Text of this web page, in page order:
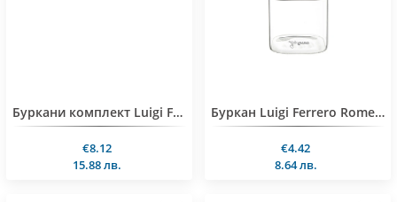
Буркани комплект Luigi Ferrero Rome FR-8235 350ml 2 броя
€8.12
15.88 лв.
Буркан Luigi Ferrero Rome FR-8535 350ml
€4.42
8.64 лв.